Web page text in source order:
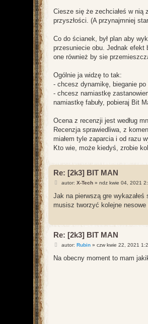
Ciesze się że zechciałeś w nią
przyszłości. (A przynajmniej
Co do ścianek, był plan aby
przesuniecie obu. Jednak efekt
one również by sie
Ogólnie ja widzę to tak:
- chcesz dynamikę, bieganie
- chcesz namiastkę
namiastkę fabuły, pobieraj Bit
Ocena z recenzji jest według
Recenzja sprawiedliwa, z
miałem tyle zaparcia i od razu
Kto wie, może kiedyś, zrobie
Re: [2k3] BIT MAN
P
s
autor: X-Tech» ndz kwie 04, 2021
Jak na pierwszą gre
musisz tworzyć kolejne nesowe
Re: [2k3] BIT MAN
P
s
autor: Rubin» czw kwie 22, 2021
Na obecny moment to mam